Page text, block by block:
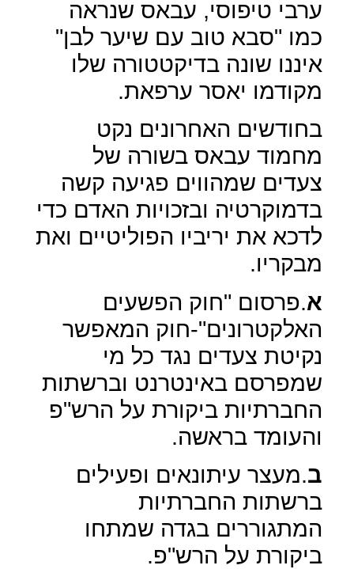
ערבי טיפוסי, עבאס שנראה
כמו "סבא טוב עם שיער לבן"
איננו שונה בדיקטטורה שלו
מקודמו יאסר ערפאת.
בחודשים האחרונים נקט
מחמוד עבאס בשורה של
צעדים שמהווים פגיעה קשה
בדמוקרטיה ובזכויות האדם כדי
לדכא את יריביו הפוליטיים ואת
מבקריו.
א.פרסום "חוק הפשעים
האלקטרונים"-חוק המאפשר
נקיטת צעדים נגד כל מי
שמפרסם באינטרנט וברשתות
החברתיות ביקורת על הרש"פ
והעומד בראשה.
ב.מעצר עיתונאים ופעילים
ברשתות החברתיות
המתגוררים בגדה שמתחו
ביקורת על הרש"פ.